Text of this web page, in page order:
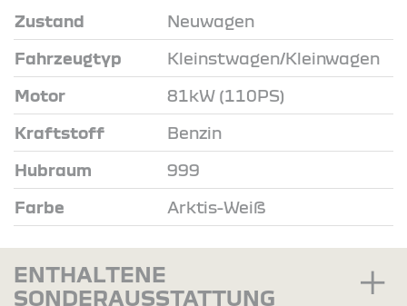
Zustand Neuwagen
Fahrzeugtyp Kleinstwagen/Kleinwagen
Motor 81kW (110PS)
Kraftstoff Benzin
Hubraum 999
Farbe Arktis-Weiß
ENTHALTENE
SONDERAUSSTATTUNG